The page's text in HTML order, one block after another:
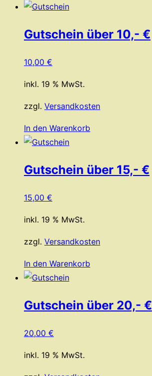
Gutschein über 10,- €
10,00 €
inkl. 19 % MwSt.
zzgl. Versandkosten
In den Warenkorb
Gutschein über 15,- €
15,00 €
inkl. 19 % MwSt.
zzgl. Versandkosten
In den Warenkorb
Gutschein über 20,- €
20,00 €
inkl. 19 % MwSt.